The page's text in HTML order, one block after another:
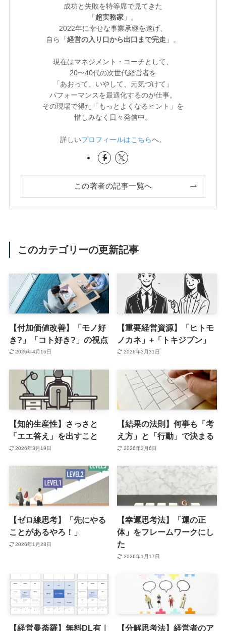
成功と失敗を特等席で見てきた
「 超実務家 」。
2022年に幸せな事業承継を遂げ、
自ら「 経営の入り口から出口まで完走 」。
現在はマネジメント・コーチとして、
20〜40代の次世代経営者を
「あおって、いやして、元気づけて」
パフォーマンスを最適化するのが仕事。
その現場で得た「もっとよくなるヒント」を
惜しみなく日々発信中。
詳しいプロフィールはこちらへ。
この著者の記事一覧へ
このカテゴリーの更新記事
【付加価値改善】「モノ好
き?」「コト好き?」の視点
2026年4月16日
【重要経営資源】「ヒトモ
ノカネ」+「トキジブン」
2026年3月31日
【知的生産性】さっさと
「エエ答え」を出すこと
2026年3月19日
【結果の法則】何事も「考
え方」と「行動」で決まる
2026年3月6日
【ゼロ線思考】「先にやる
ことがあるやろ！」
2026年1月28日
【幸運思考法】「運の正
体」をフレームワークにし
た
2026年1月17日
【経営曼荼羅】無料DL有｜ 【分解思考法】経営者のア